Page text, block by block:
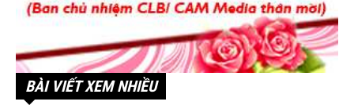
BÀI VIẾT XEM NHIỀU